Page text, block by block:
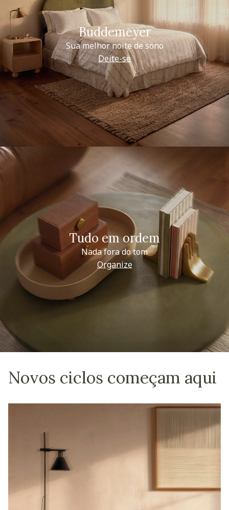
Buddemeyer
Sua melhor noite de sono
Deite-se
Tudo em ordem
Nada fora do tom
Organize
Novos ciclos começam aqui